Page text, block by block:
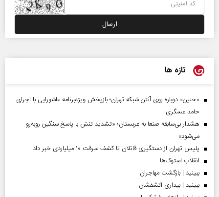
تازه ها
«حنین» دوباره روی آنتن شبکه تهران؛ بازپخش ویژه‌برنامه عاشورایی با اجرای
حامد عسگری
هشدار بی‌سابقه صنعا به عربستان؛ «تشدید تنش با پاسخ سنگین روبه‌رو
می‌شود»
پلیس تهران از دستگیری قاتلان تا کشف سرقت ۱۰ میلیاردی خبر داد
انقلاب استوک‌ها
ببینید | بازگشت مهاجران
ببینید | بیداری آتشفشان